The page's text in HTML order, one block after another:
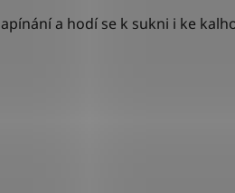
a hodí se k sukni i ke